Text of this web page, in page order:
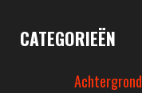
CATEGORIEËN
Achtergrond